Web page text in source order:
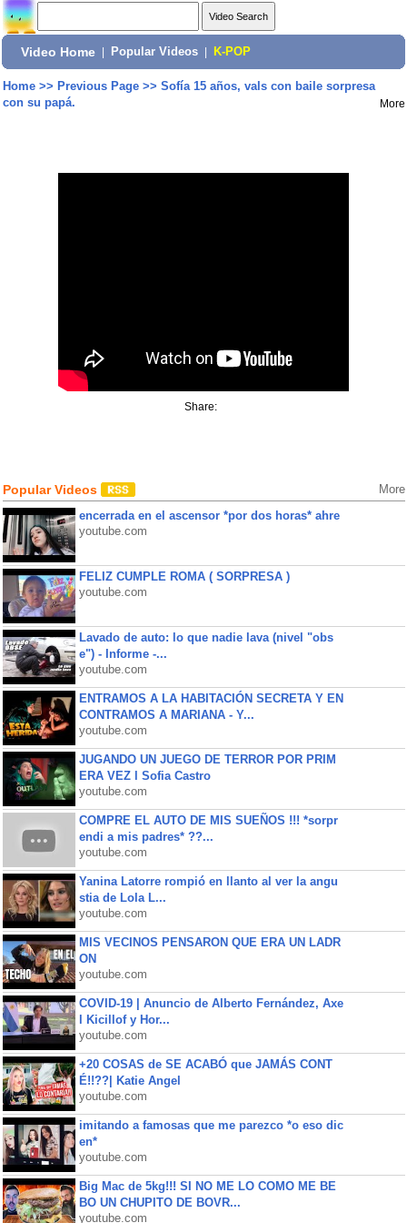
Video Home Popular Videos K-POP
Home>> Previous Page>> Sofía 15 años, vals con baile sorpresa
con su papá.
More
Share:
Popular Videos More
encerrada en el ascensor *por dos horas* ahre
youtube.com
FELIZ CUMPLE ROMA ( SORPRESA )
youtube.com
Lavado de auto: lo que nadie lava (nivel "obs
e") - Informe -...
youtube.com
ENTRAMOS A LA HABITACIÓN SECRETA Y EN
CONTRAMOS A MARIANA - Y...
youtube.com
JUGANDO UN JUEGO DE TERROR POR PRIM
ERA VEZ l Sofia Castro
youtube.com
COMPRE EL AUTO DE MIS SUEÑOS !!! *sorpr
endi a mis padres* ??...
youtube.com
Yanina Latorre rompió en llanto al ver la angu
stia de Lola L...
youtube.com
MIS VECINOS PENSARON QUE ERA UN LADR
ON
youtube.com
COVID-19 | Anuncio de Alberto Fernández, Axe
l Kicillof y Hor...
youtube.com
+20 COSAS de SE ACABÓ que JAMÁS CONT
É!!??| Katie Angel
youtube.com
imitando a famosas que me parezco *o eso dic
en*
youtube.com
Big Mac de 5kg!!! SI NO ME LO COMO ME BE
BO UN CHUPITO DE BOVR...
youtube.com